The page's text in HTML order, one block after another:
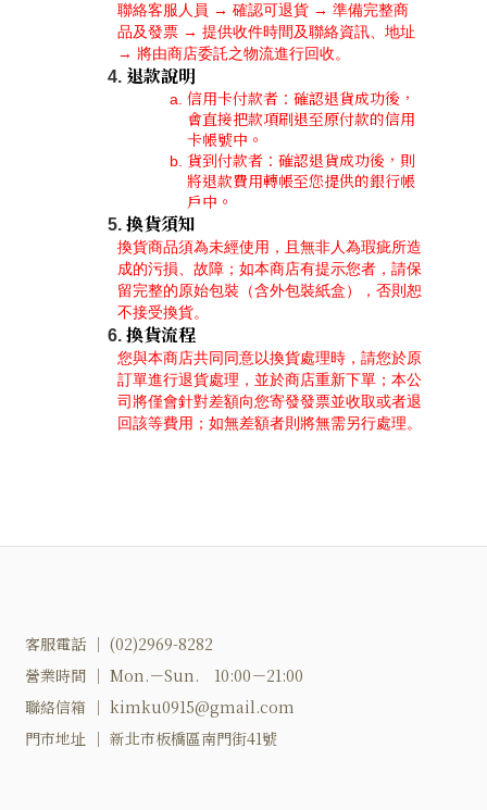
聯絡客服人員 → 確認可退貨 → 準備完整商
品及發票 → 提供收件時間及聯絡資訊、地址
→ 將由商店委託之物流進行回收。
退款說明
信用卡付款者：確認退貨成功後，
會直接把款項刷退至原付款的信用
卡帳號中。
貨到付款者：確認退貨成功後，則
將退款費用轉帳至您提供的銀行帳
戶中。
換貨須知
換貨商品須為未經使用，且無非人為瑕疵所造
成的污損、故障；如本商店有提示您者，請保
留完整的原始包裝（含外包裝紙盒），否則恕
不接受換貨。
換貨流程
您與本商店共同同意以換貨處理時，請您於原
訂單進行退貨處理，並於商店重新下單；本公
司將僅會針對差額向您寄發發票並收取或者退
回該等費用；如無差額者則將無需另行處理。
客服電話 ｜ (02)2969-8282
營業時間 ｜ Mon.－Sun. 10:00－21:00
聯絡信箱 ｜ kimku0915@gmail.com
門市地址 ｜ 新北市板橋區南門街41號